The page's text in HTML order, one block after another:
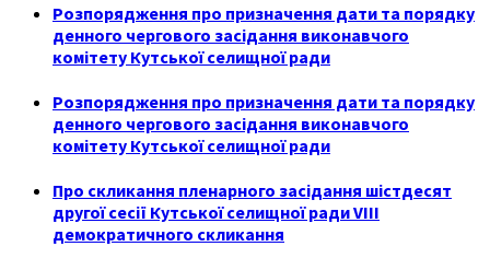
Розпорядження про призначення дати та порядку
денного чергового засідання виконавчого
комітету Кутської селищної ради
Розпорядження про призначення дати та порядку
денного чергового засідання виконавчого
комітету Кутської селищної ради
Про скликання пленарного засідання шістдесят
другої сесії Кутської селищної ради VIII
демократичного скликання